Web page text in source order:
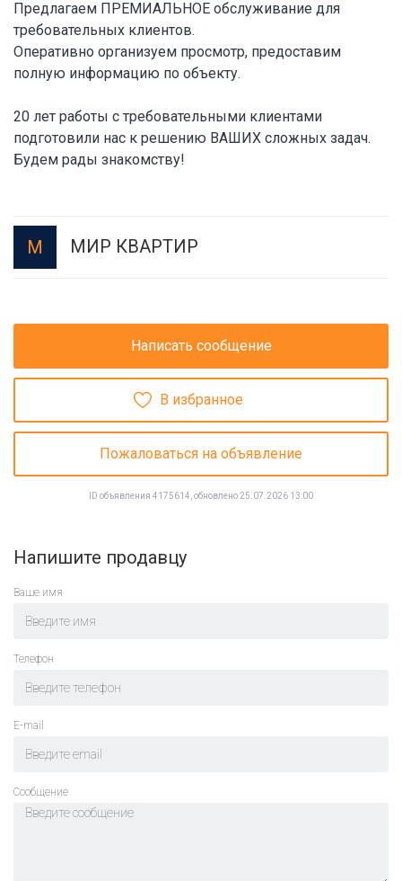
Предлагаем ПРЕМИАЛЬНОЕ обслуживание для
требовательных клиентов.
Оперативно организуем просмотр, предоставим
полную информацию по объекту.
20 лет работы с требовательными клиентами
подготовили нас к решению ВАШИХ сложных задач.
Будем рады знакомству!
М МИР КВАРТИР
Написать сообщение
В избранное
Пожаловаться на объявление
ID объявления 4175614, обновлено 25.07.2026 13:00
Напишите продавцу
Ваше имя
Телефон
E-mail
Cообщение